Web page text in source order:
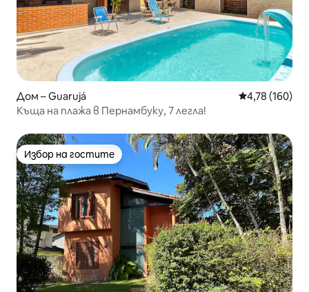
Дом – Guarujá Средна
4,78 (160)
Къща на плажа в Пернамбуку, 7 легла!
Избор на гостите
Избор на гостите